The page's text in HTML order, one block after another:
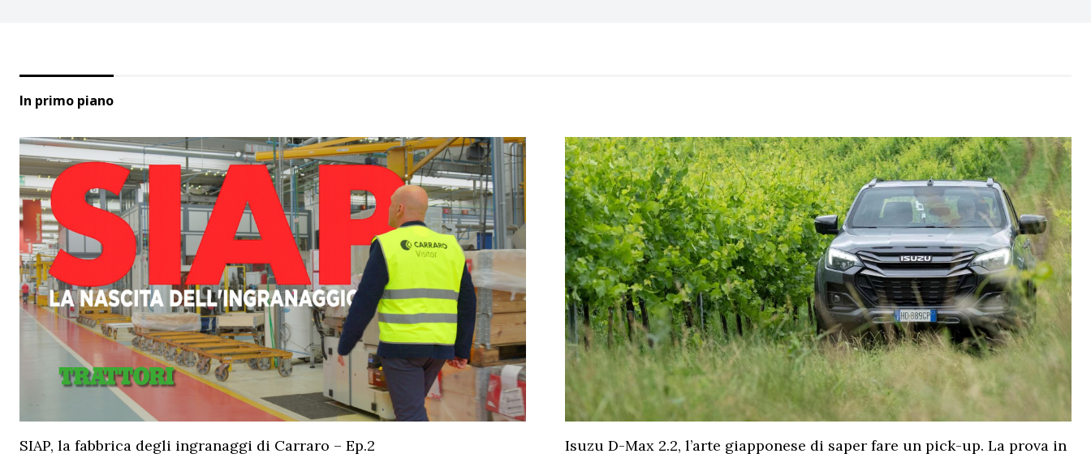
In primo piano
SIAP, la fabbrica degli ingranaggi di Carraro – Ep.2
Isuzu D-Max 2.2, l’arte giapponese di saper fare un pick-up. La prova in